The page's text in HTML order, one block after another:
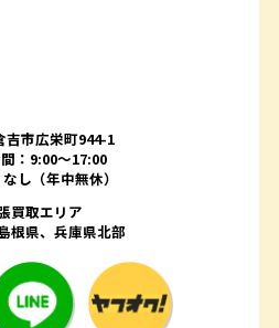
吉市広栄町944-1
：9:00～17:00
し（年中無休）
買取エリア
根県、兵庫県北部